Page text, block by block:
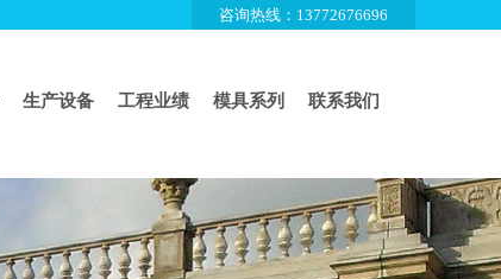
咨询热线：13772676696
生产设备 工程业绩 模具系列 联系我们